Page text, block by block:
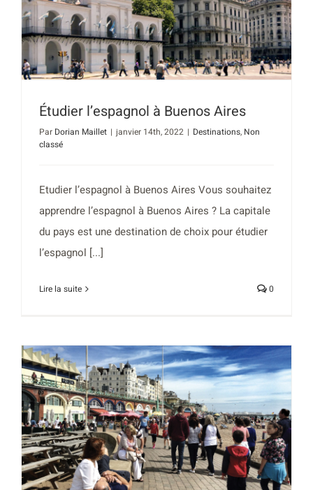
Étudier l’espagnol à Buenos Aires
Par Dorian Maillet | janvier 14th, 2022 | Destinations, Non
classé
Etudier l’espagnol à Buenos Aires Vous souhaitez
apprendre l’espagnol à Buenos Aires ? La capitale
du pays est une destination de choix pour étudier
l’espagnol [...]
Lire la suite 0